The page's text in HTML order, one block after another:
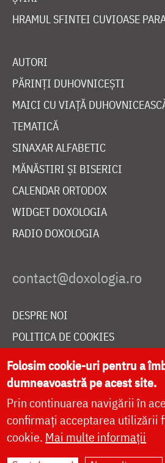
HRAMUL SFINTEI CUVIOASE
AUTORI
PĂRINȚI DUHOVNICEȘTI
MAICI CU VIAȚĂ
TEMATICĂ
SINAXAR ALFABETIC
MĂNĂSTIRI ȘI BISERICI
CALENDAR ORTODOX
WIDGET DOXOLOGIA
RADIO DOXOLOGIA
DESPRE NOI
POLITICA DE COOKIES
DONEAZĂ ONLINE PENTRU
LIVE
Folosim cookie-uri pentru a
dumneavoastră pe acest site.
Prin continuarea navigării în
confirmați acceptarea utilizării
cookie. Mai multe informații